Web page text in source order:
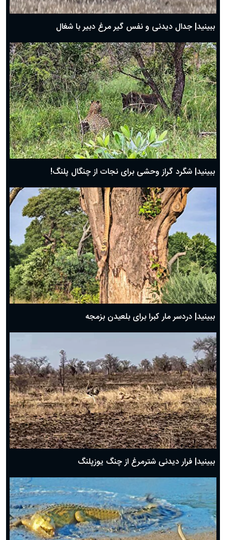
بهترین پیامک تبریک روز پدر ۱۴۰۴؛ جملات زیبا و صمیمانه
ببینید| جدال دیدنی و نفس گیر مرغ دبیر با شغال
ببینید| شگرد گراز وحشی برای نجات از چنگال پلنگ!
ببینید| دردسر مار کبرا برای بلعیدن بزمجه
ببینید| فرار دیدنی شترمرغ از چنگ یوزپلنگ